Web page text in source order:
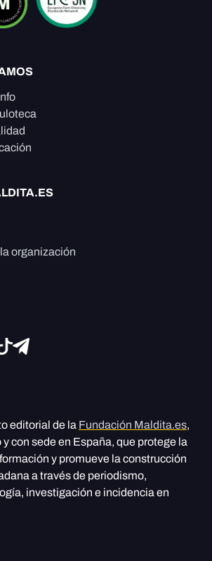
organización
editorial de la Fundación Maldita.es,
con sede en España, que protege la
y promueve la construcción
a través de periodismo,
investigación e incidencia en